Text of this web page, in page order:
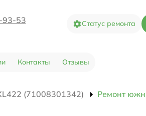
93-53 Статус ремонта
Контакты Отзывы
(71008301342) Ремонт